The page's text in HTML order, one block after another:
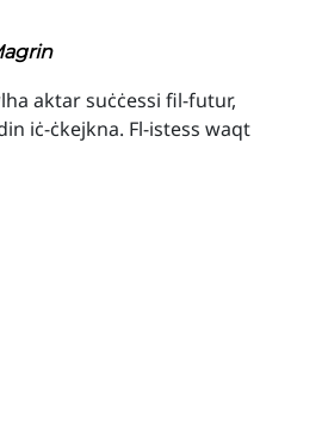
aktar suċċessi fil-futur,
iċ-ċkejkna. Fl-istess waqt